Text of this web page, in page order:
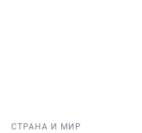
СТРАНА И МИР